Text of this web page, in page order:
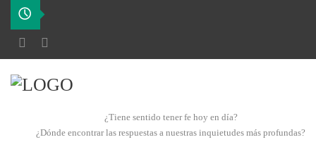
¿Tiene sentido tener fe hoy en día?
¿Dónde encontrar las respuestas a nuestras inquietudes más profundas?